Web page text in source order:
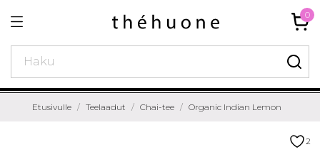
0
Etusivulle Teelaadut Chai-tee Organic Indian Lemon
2